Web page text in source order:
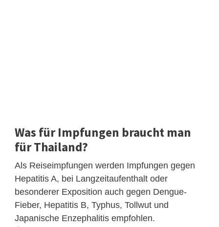
Was für Impfungen braucht man
für Thailand?
Als Reiseimpfungen werden Impfungen gegen
Hepatitis A, bei Langzeitaufenthalt oder
besonderer Exposition auch gegen Dengue-
Fieber, Hepatitis B, Typhus, Tollwut und
Japanische Enzephalitis empfohlen.